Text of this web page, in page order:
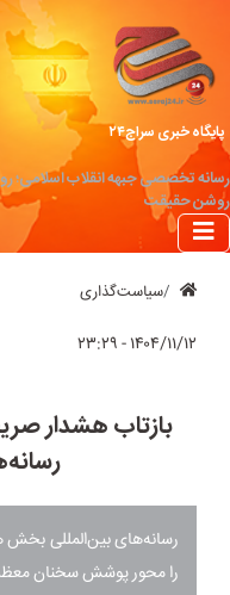
پایگاه خبری سراج۲۴
رسانه تخصصی جبهه انقلاب اسلامی؛
روشن حقیقت
سیاست‌گذاری
۱۴۰۴/۱۱/۱۲ - ۲۳:۲۹
بازتاب هشدار
رسانه‌های بین‌المللی بخش
را محور پوشش سخنان معظم